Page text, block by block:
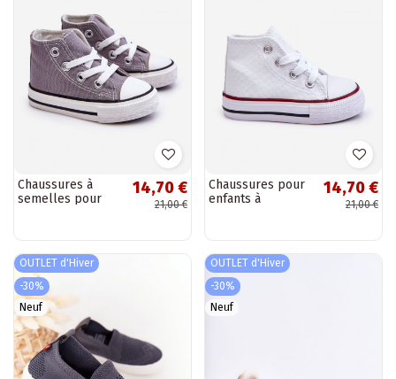
Chaussures à
semelles pour
14,70 €
21,00 €
Chaussures pour
enfants à
14,70 €
21,00 €
OUTLET d'Hiver
-30%
Neuf
OUTLET d'Hiver
-30%
Neuf